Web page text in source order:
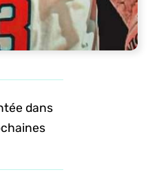
dans